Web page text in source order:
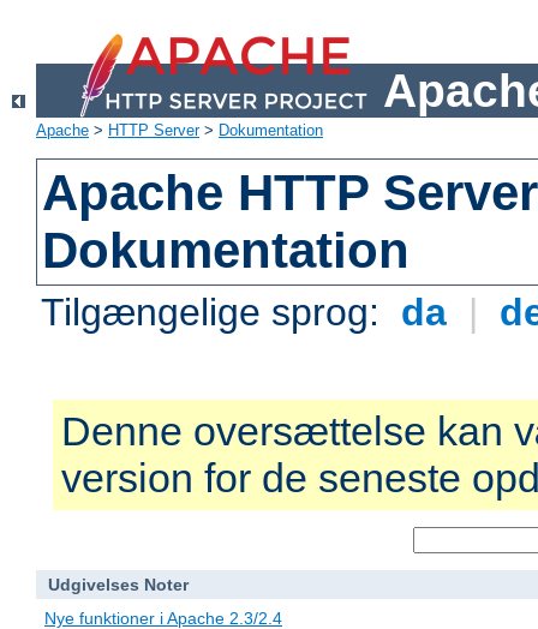
Apache > HTTP Server> Dokumentation
Apache HTTP
Dokumentation
Tilgængelige sprog: da |
Denne oversættelse kan
version for de seneste
Udgivelses Noter
Nye funktioner i Apache 2.3/2.4